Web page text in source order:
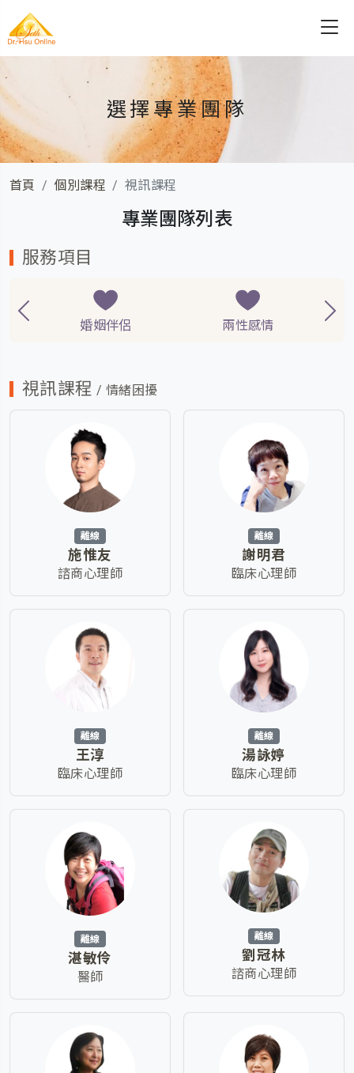
選擇專業團隊
首頁 個別課程 視訊課程
專業團隊列表
服務項目
婚姻伴侶 兩性感情
視訊課程 / 情緒困擾
離線
施惟友
諮商心理師
離線
謝明君
臨床心理師
離線
王淳
臨床心理師
離線
湯詠婷
臨床心理師
離線
湛敏伶
醫師
離線
劉冠林
諮商心理師